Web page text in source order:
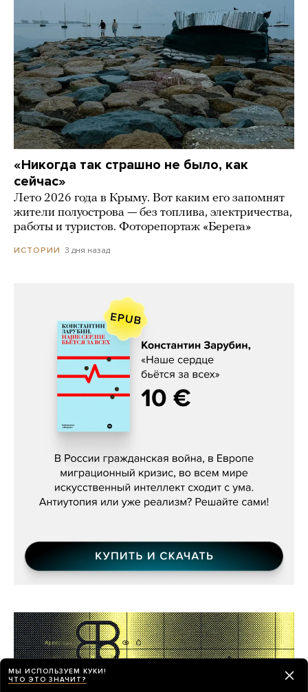
«Никогда так страшно не было, как
сейчас»
Лето 2026 года в Крыму. Вот каким его запомнят
жители полуострова — без топлива, электричества,
работы и туристов. Фоторепортаж «Берега»
ИСТОРИИ 3 дня назад
Константин Зарубин, «Наше сердце
МЫ ИСПОЛЬЗУЕМ КУКИ!
ЧТО ЭТО ЗНАЧИТ?